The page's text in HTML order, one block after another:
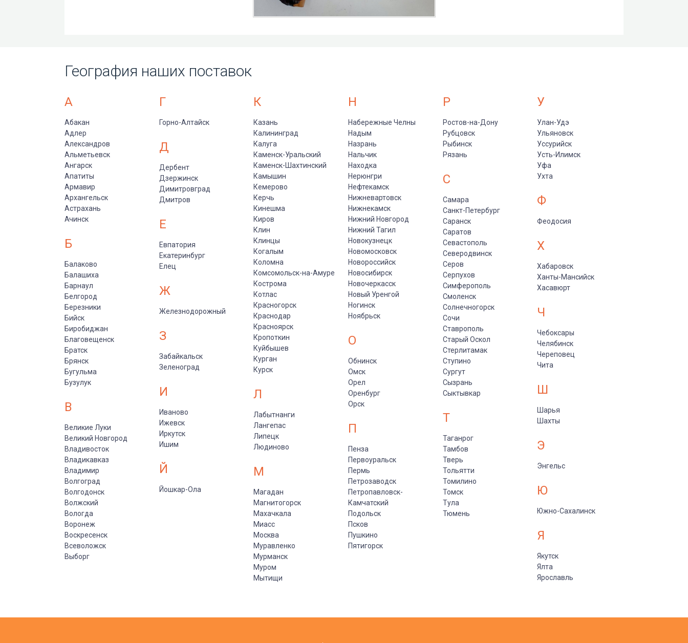
География наших поставок
А
Абакан
Адлер
Александров
Альметьевск
Ангарск
Апатиты
Армавир
Архангельск
Астрахань
Ачинск
Б
Балаково
Балашиха
Барнаул
Белгород
Березники
Бийск
Биробиджан
Благовещенск
Братск
Брянск
Бугульма
Бузулук
В
Великие Луки
Великий Новгород
Владивосток
Владикавказ
Владимир
Волгоград
Волгодонск
Волжский
Вологда
Воронеж
Воскресенск
Всеволожск
Выборг
Г
Горно-Алтайск
Д
Дербент
Дзержинск
Димитровград
Дмитров
Е
Евпатория
Екатеринбург
Елец
Ж
Железнодорожный
З
Забайкальск
Зеленоград
И
Иваново
Ижевск
Иркутск
Ишим
Й
Йошкар-Ола
К
Казань
Калининград
Калуга
Каменск-Уральский
Каменск-Шахтинский
Камышин
Кемерово
Керчь
Кинешма
Киров
Клин
Клинцы
Когалым
Коломна
Комсомольск-на-Амуре
Кострома
Котлас
Красногорск
Краснодар
Красноярск
Кропоткин
Куйбышев
Курган
Курск
Л
Лабытнанги
Лангепас
Липецк
Людиново
М
Магадан
Магнитогорск
Махачкала
Миасс
Москва
Муравленко
Мурманск
Муром
Мытищи
Н
Набережные Челны
Надым
Назрань
Нальчик
Находка
Нерюнгри
Нефтекамск
Нижневартовск
Нижнекамск
Нижний Новгород
Нижний Тагил
Новокузнецк
Новомосковск
Новороссийск
Новосибирск
Новочеркасск
Новый Уренгой
Ногинск
Ноябрьск
О
Обнинск
Омск
Орел
Оренбург
Орск
П
Пенза
Первоуральск
Пермь
Петрозаводск
Петропавловск-
Камчатский
Подольск
Псков
Пушкино
Пятигорск
Р
Ростов-на-Дону
Рубцовск
Рыбинск
Рязань
С
Самара
Санкт-Петербург
Саранск
Саратов
Севастополь
Северодвинск
Серов
Серпухов
Симферополь
Смоленск
Солнечногорск
Сочи
Ставрополь
Старый Оскол
Стерлитамак
Ступино
Сургут
Сызрань
Сыктывкар
Т
Таганрог
Тамбов
Тверь
Тольятти
Томилино
Томск
Тула
Тюмень
У
Улан-Удэ
Ульяновск
Уссурийск
Усть-Илимск
Уфа
Ухта
Ф
Феодосия
Х
Хабаровск
Ханты-Мансийск
Хасавюрт
Ч
Чебоксары
Челябинск
Череповец
Чита
Ш
Шарья
Шахты
Э
Энгельс
Ю
Южно-Сахалинск
Я
Якутск
Ялта
Ярославль